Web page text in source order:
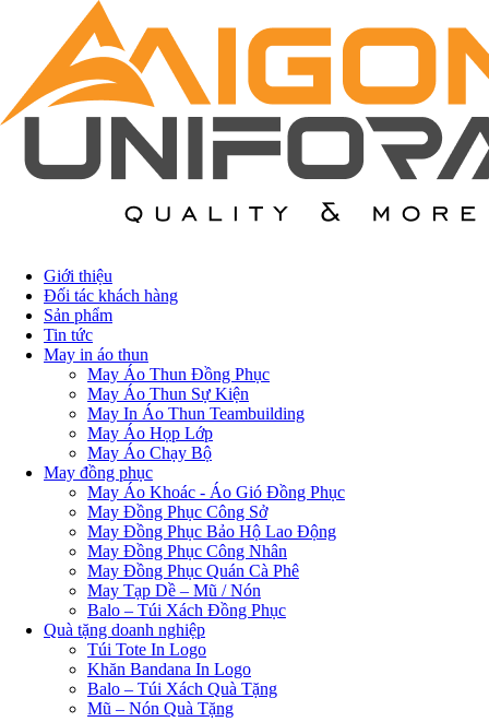
Giới thiệu
Đối tác khách hàng
Sản phẩm
Tin tức
May in áo thun
May Áo Thun Đồng Phục
May Áo Thun Sự Kiện
May In Áo Thun Teambuilding
May Áo Họp Lớp
May Áo Chạy Bộ
May đồng phục
May Áo Khoác - Áo Gió Đồng Phục
May Đồng Phục Công Sở
May Đồng Phục Bảo Hộ Lao Động
May Đồng Phục Công Nhân
May Đồng Phục Quán Cà Phê
May Tạp Dề – Mũ / Nón
Balo – Túi Xách Đồng Phục
Quà tặng doanh nghiệp
Túi Tote In Logo
Khăn Bandana In Logo
Balo – Túi Xách Quà Tặng
Mũ – Nón Quà Tặng